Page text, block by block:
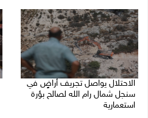
الاحتلال يواصل تجريف أراضٍ في
سنجل شمال رام الله لصالح بؤرة
استعمارية